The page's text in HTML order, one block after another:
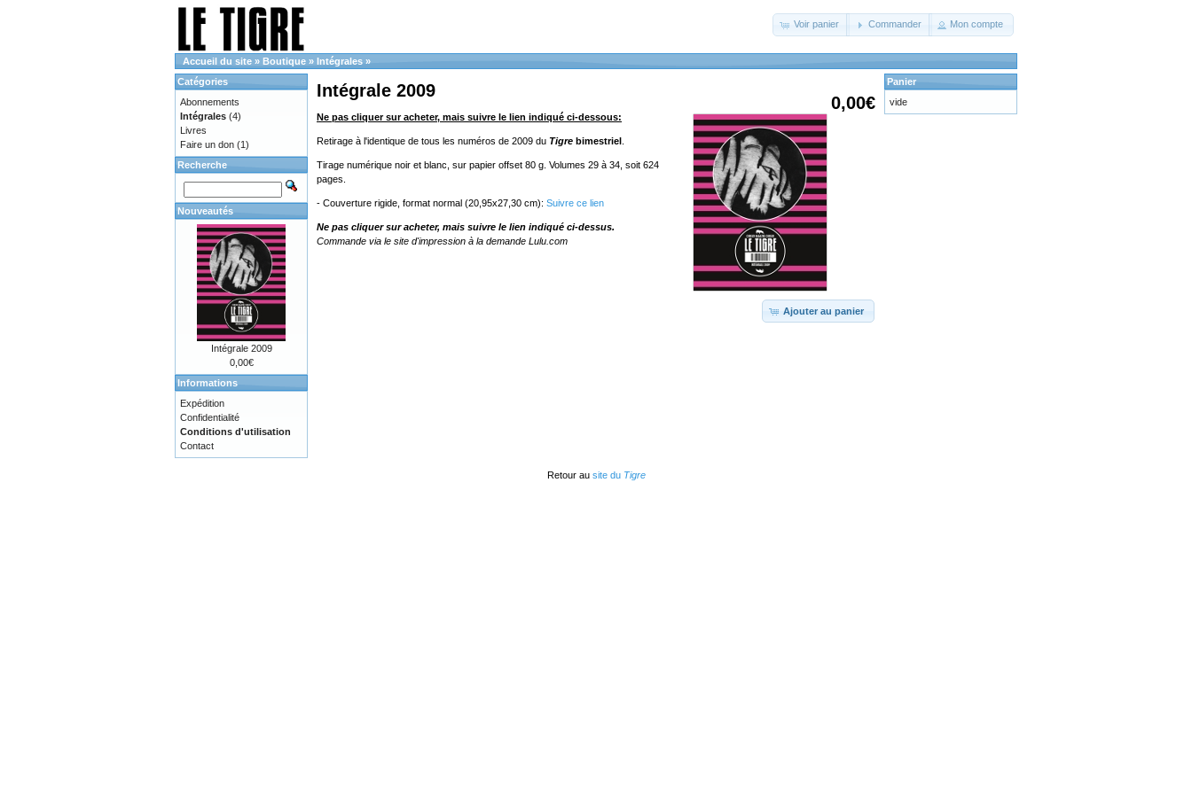
Voir panier Commander Mon compte
Accueil du site » Boutique » Intégrales »
0,00€
Intégrale 2009
Ne pas cliquer sur acheter, mais suivre le lien indiqué ci-dessous:
Retirage à l'identique de tous les numéros de 2009 du Tigre bimestriel
Tirage numérique noir et blanc, sur papier offset 80 g. Volumes 29 à 34, soit 624
pages.
- Couverture rigide, format normal (20,95x27,30 cm): Suivre ce lien
Ne pas cliquer sur acheter, mais suivre le lien indiqué ci-dessus.
Commande via le site d'impression à la demande Lulu.com
Ajouter au panier
Catégories
Abonnements
Intégrales (4)
Livres
Faire un don (1)
Recherche
Nouveautés
Intégrale 2009
0,00€
Informations
Expédition
Confidentialité
Conditions d'utilisation
Contact
Panier
vide
Retour au site du Tigre